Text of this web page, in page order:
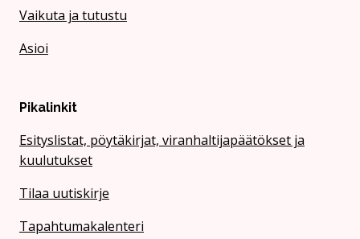
Vaikuta ja tutustu
Asioi
Pikalinkit
Esityslistat, pöytäkirjat, viranhaltijapäätökset ja
kuulutukset
Tilaa uutiskirje
Tapahtumakalenteri